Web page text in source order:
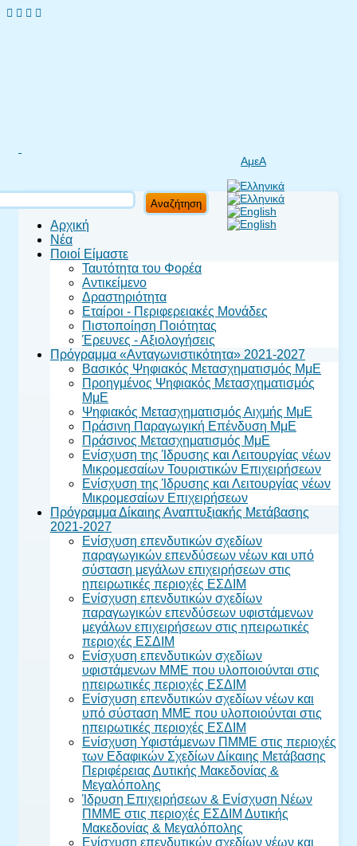
Αναζήτηση
ΑμεΑ
Toggle navigation
Αρχική
Νέα
Ποιοί Είμαστε
Ταυτότητα του Φορέα
Αντικείμενο
Δραστηριότητα
Εταίροι - Περιφερειακές Μονάδες
Πιστοποίηση Ποιότητας
Έρευνες - Αξιολογήσεις
Πρόγραμμα «Ανταγωνιστικότητα» 2021-2027
Βασικός Ψηφιακός Μετασχηματισμός ΜμΕ
Προηγμένος Ψηφιακός Μετασχηματισμός
ΜμΕ
Ψηφιακός Μετασχηματισμός Αιχμής ΜμΕ
Πράσινη Παραγωγική Επένδυση ΜμΕ
Πράσινος Μετασχηματισμός ΜμΕ
Ενίσχυση της Ίδρυσης και Λειτουργίας νέων
Μικρομεσαίων Τουριστικών Επιχειρήσεων
Ενίσχυση της Ίδρυσης και Λειτουργίας νέων
Μικρομεσαίων Επιχειρήσεων
Πρόγραμμα Δίκαιης Αναπτυξιακής Μετάβασης
2021-2027
Ενίσχυση επενδυτικών σχεδίων
παραγωγικών επενδύσεων νέων και υπό
σύσταση μεγάλων επιχειρήσεων στις
ηπειρωτικές περιοχές ΕΣΔΙΜ
Ενίσχυση επενδυτικών σχεδίων
παραγωγικών επενδύσεων υφιστάμενων
μεγάλων επιχειρήσεων στις ηπειρωτικές
περιοχές ΕΣΔΙΜ
Ενίσχυση επενδυτικών σχεδίων
υφιστάμενων ΜΜΕ που υλοποιούνται στις
ηπειρωτικές περιοχές ΕΣΔΙΜ
Ενίσχυση επενδυτικών σχεδίων νέων και
υπό σύσταση ΜΜΕ που υλοποιούνται στις
ηπειρωτικές περιοχές ΕΣΔΙΜ
Ενίσχυση Υφιστάμενων ΠΜΜΕ στις περιοχές
των Εδαφικών Σχεδίων Δίκαιης Μετάβασης
Περιφέρειας Δυτικής Μακεδονίας &
Μεγαλόπολης
Ίδρυση Επιχειρήσεων & Ενίσχυση Νέων
ΠΜΜΕ στις περιοχές ΕΣΔΙΜ Δυτικής
Μακεδονίας & Μεγαλόπολης
Ενίσχυση επενδυτικών σχεδίων νέων και